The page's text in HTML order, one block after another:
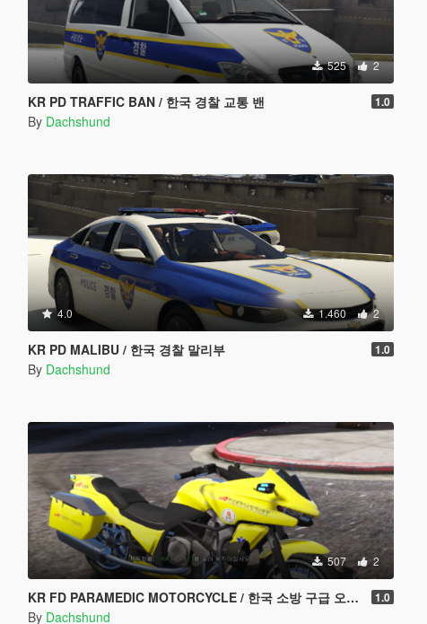
525 2
KR PD TRAFFIC BAN / 한국 경찰 교통 밴 1.0
By Dachshund
4.0 1.460 2
KR PD MALIBU / 한국 경찰 말리부 1.0
By Dachshund
507 2
KR FD PARAMEDIC MOTORCYCLE / 한국 소방 구급 오토바이 1.0
By Dachshund